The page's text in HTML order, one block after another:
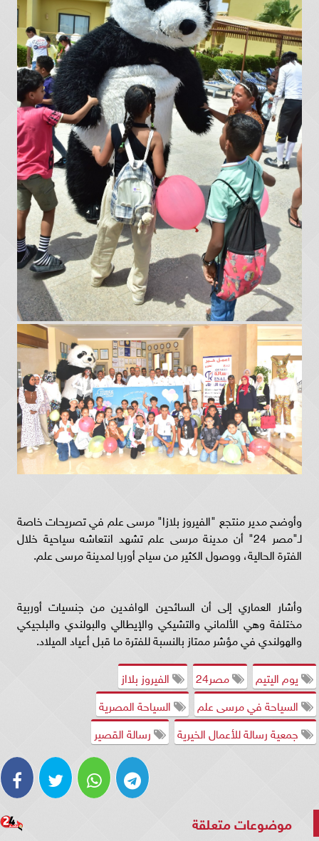
وأوضح مدير منتجع "الفيروز بلازا" مرسى علم في تصريحات خاصة
لـ"مصر 24" أن مدينة مرسى علم تشهد انتعاشه سياحية خلال
الفترة الحالية، ووصول الكثير من سياح أوربا لمدينة مرسى علم.
وأشار العماري إلى أن السائحين الوافدين من جنسيات أوربية
مختلفة وهي الألماني والتشيكي والإيطالي والبولندي والبلجيكي
والهولندي في مؤشر ممتاز بالنسبة للفترة ما قبل أعياد الميلاد.
يوم اليتيم
مصر24
الفيروز بلااز
السياحة في مرسى علم
السياحة المصرية
جمعية رسالة للأعمال الخيرية
رسالة القصير
موضوعات متعلقة